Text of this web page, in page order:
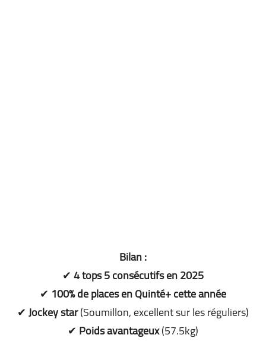
Bilan :
✔4 tops 5 consécutifs en 2025
✔ 100% de places en Quinté+ cette année
✔Jockey star(Soumillon, excellent sur les réguliers)
✔ Poids avantageux(57.5kg)